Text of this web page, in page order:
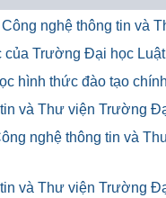
nghệ thông tin và
Trường Đại học
hình thức đào tạo
và Thư viện Trường
nghệ thông tin và
và Thư viện Trường